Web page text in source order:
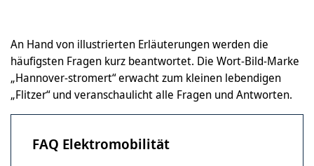
An Hand von illustrierten Erläuterungen werden die
häufigsten Fragen kurz beantwortet. Die Wort-Bild-Marke
„Hannover-stromert“ erwacht zum kleinen lebendigen
„Flitzer“ und veranschaulicht alle Fragen und Antworten.
FAQ Elektromobilität